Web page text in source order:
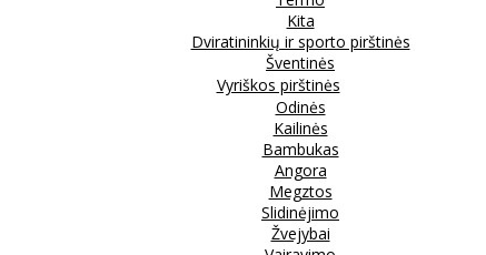
Kita
Dviratininkių ir sporto pirštinės
Šventinės
Vyriškos pirštinės
Odinės
Kailinės
Bambukas
Angora
Megztos
Slidinėjimo
Žvejybai